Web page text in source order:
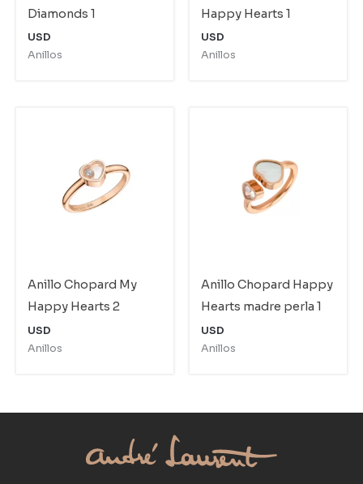
Diamonds 1
USD
Anillos
Happy Hearts 1
USD
Anillos
Anillo Chopard My
Happy Hearts 2
USD
Anillos
Anillo Chopard Happy
Hearts madre perla 1
USD
Anillos